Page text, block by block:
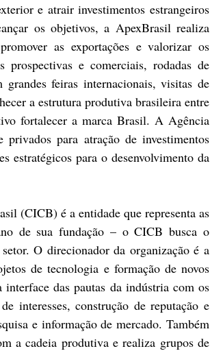
e atrair investimentos estrangeiros
os objetivos, a ApexBrasil realiza
as exportações e valorizar os
e comerciais, rodadas de
feiras internacionais, visitas de
a estrutura produtiva brasileira entre
fortalecer a marca Brasil. A Agência
para atração de investimentos
estratégicos para o desenvolvimento da
(CICB) é a entidade que representa as
de sua fundação – o CICB busca o
O direcionador da organização é a
de tecnologia e formação de novos
das pautas da indústria com os
interesses, construção de reputação e
e informação de mercado. Também
a cadeia produtiva e realiza grupos de